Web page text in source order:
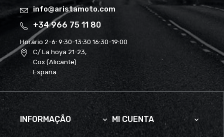
info@aristamoto.com
+34 966 75 11 80
Horário 2-6: 9:30-13:30 16:30-19:00
C/ La hoya 21-23,
Cox (Alicante)
España
INFORMAÇÃO  MI CUENTA 